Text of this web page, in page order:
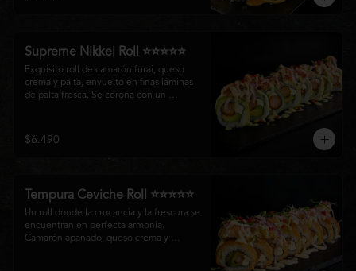
combinación perfecta entre frescura,
Supreme Nikkei Roll ⭐⭐⭐⭐⭐
Exquisito roll de camarón furai, queso
crema y palta, envuelto en finas láminas
de palta fresca. Se corona con un
fusión de texturas, frescura y sabores que
resaltan la esencia del Pacífico.
$6.490
Tempura Ceviche Roll ⭐⭐⭐⭐⭐
Un roll donde la crocancia y la frescura se
encuentran en perfecta armonía.
Camarón apanado, queso crema y